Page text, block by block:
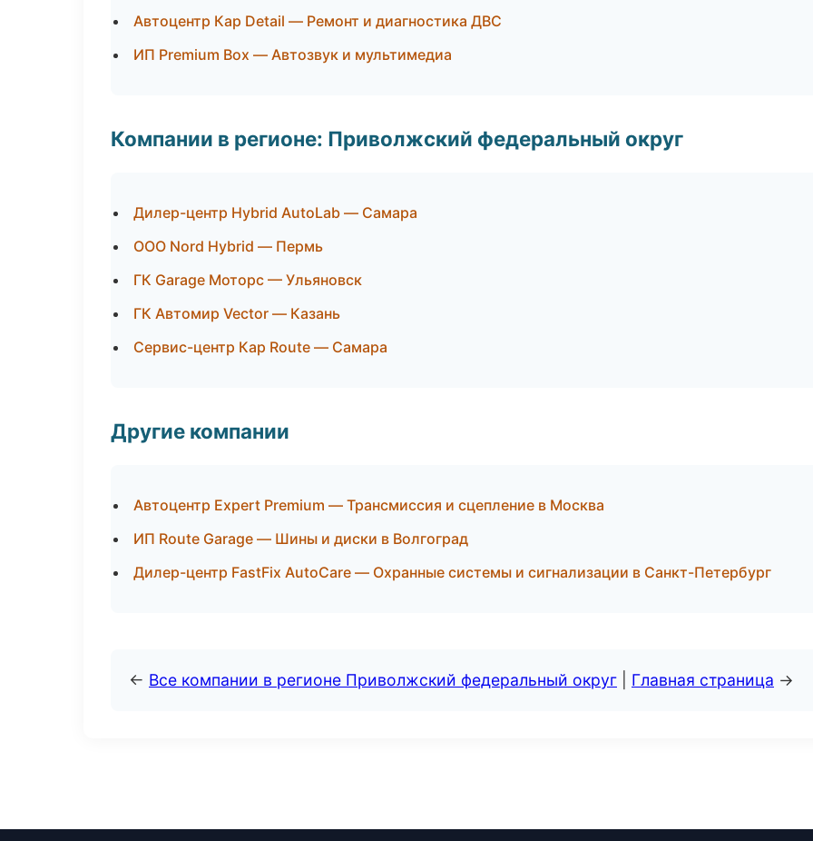
Автоцентр Кар Detail — Ремонт и диагностика ДВС
ИП Premium Box — Автозвук и мультимедиа
Компании в регионе: Приволжский федеральный округ
Дилер-центр Hybrid AutoLab — Самара
ООО Nord Hybrid — Пермь
ГК Garage Моторс — Ульяновск
ГК Автомир Vector — Казань
Сервис-центр Кар Route — Самара
Другие компании
Автоцентр Expert Premium — Трансмиссия и сцепление в Москва
ИП Route Garage — Шины и диски в Волгоград
Дилер-центр FastFix AutoCare — Охранные системы и сигнализации в Санкт-Петербург
← Все компании в регионе Приволжский федеральный округ Главная страница →